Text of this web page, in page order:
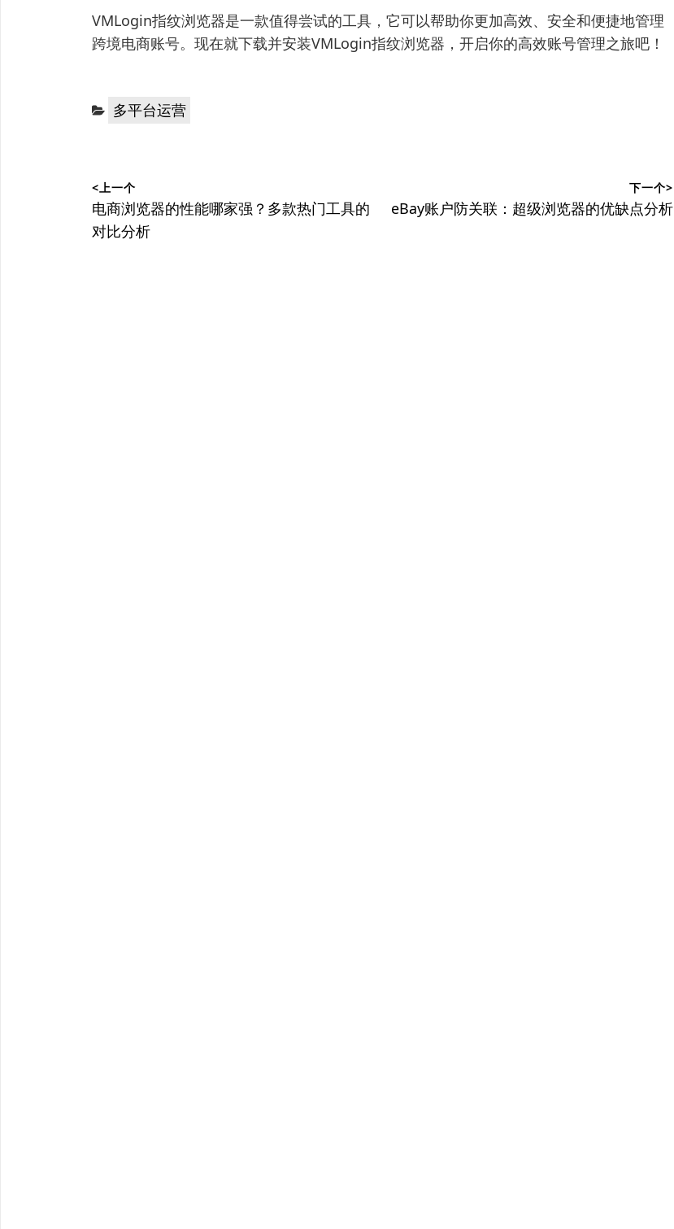
VMLogin指纹浏览器是一款值得尝试的工具，它可以帮助你更加高效、安全和便捷地管理
跨境电商账号。现在就下载并安装VMLogin指纹浏览器，开启你的高效账号管理之旅吧！
分 多平台运营
章
导
<上一个
上
篇
电商浏览器的性能哪家强？多款热门工具的
对比分析
下一个>
下
eBay账户防关联：超级浏览器的优缺点分析